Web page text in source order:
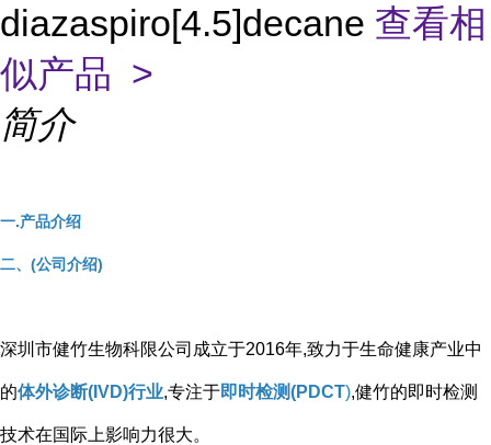
diazaspiro[4.5]decane 查看相
似产品 >
简介
一.产品介绍
二、(公司介绍)
深圳市健竹生物科限公司成立于2016年,致力于生命健康产业中
的体外诊断(IVD)行业,专注于即时检测(PDCT),健竹的即时检测
技术在国际上影响力很大。